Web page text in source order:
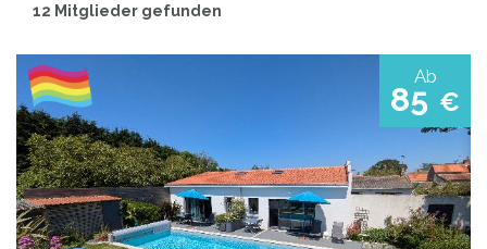
12 Mitglieder gefunden
Ab
85 €